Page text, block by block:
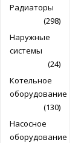
Радиаторы
(298)
Наружные
системы
(24)
Котельное
оборудование
(130)
Насосное
оборудование